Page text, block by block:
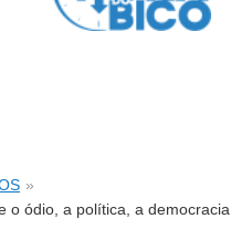
»
o ódio, a política, a democracia